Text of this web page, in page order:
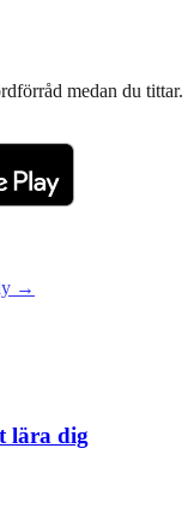
medan du tittar.
→
lära dig